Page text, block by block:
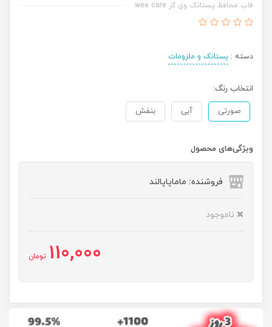
قاب محافظ پستانک وی کر wee care
دسته : پستانک و ملزومات
انتخاب رنگ:
صورتی آبی بنفش
ویژگی‌های محصول
فروشنده: ماماپاپالند
ناموجود
110,000 تومان